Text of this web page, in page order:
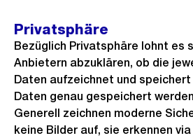
Privatsphäre
Bezüglich Privatsphäre lohnt es
Anbietern abzuklären, ob die
Daten aufzeichnet und speichert
Daten genau gespeichert
Generell zeichnen moderne
keine Bilder auf, sie erkennen